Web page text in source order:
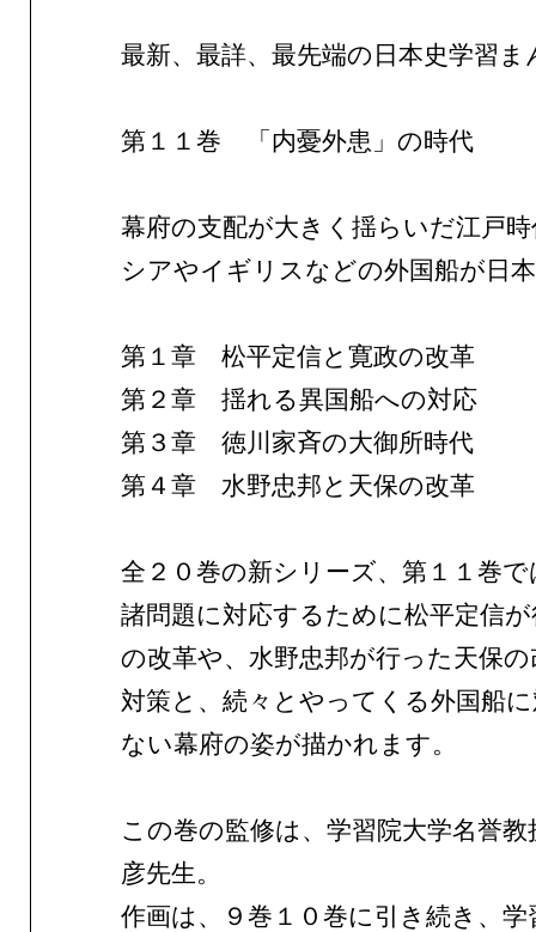
最新、最詳、最先端の日本史学習ま
第１１巻 「内憂外患」の時代
幕府の支配が大きく揺らいだ江戸
シアやイギリスなどの外国船が日
第１章 松平定信と寛政の改
第２章 揺れる異国船への対応
第３章 徳川家斉の大御所時代
第４章 水野忠邦と天保の改革
全２０巻の新シリーズ、第１１巻
諸問題に対応するために松平定信
の改革や、水野忠邦が行った天保
対策と、続々とやってくる外国船
ない幕府の姿が描かれます。
この巻の監修は、学習院大学名誉教
彦先生。
作画は、９巻１０巻に引き続き、